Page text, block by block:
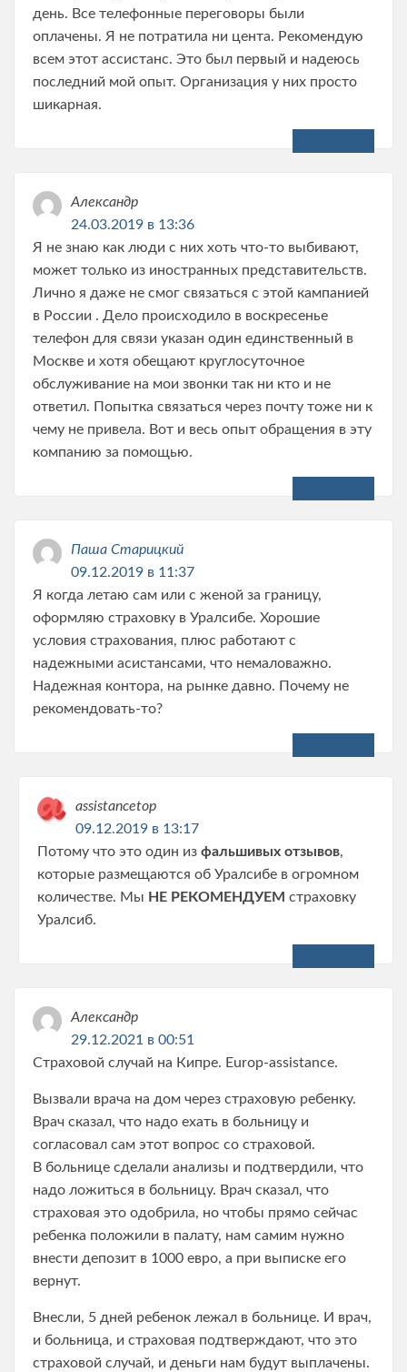
день. Все телефонные переговоры были
оплачены. Я не потратила ни цента. Рекомендую
всем этот ассистанс. Это был первый и надеюсь
последний мой опыт. Организация у них просто
шикарная.
Александр
24.03.2019 в 13:36
Я не знаю как люди с них хоть что-то выбивают,
может только из иностранных представительств.
Лично я даже не смог связаться с этой кампанией
в России . Дело происходило в воскресенье
телефон для связи указан один единственный в
Москве и хотя обещают круглосуточное
обслуживание на мои звонки так ни кто и не
ответил. Попытка связаться через почту тоже ни к
чему не привела. Вот и весь опыт обращения в эту
компанию за помощью.
Паша Старицкий
09.12.2019 в 11:37
Я когда летаю сам или с женой за границу,
оформляю страховку в Уралсибе. Хорошие
условия страхования, плюс работают с
надежными асистансами, что немаловажно.
Надежная контора, на рынке давно. Почему не
рекомендовать-то?
assistancetop
09.12.2019 в 13:17
Потому что это один из фальшивых отзывов,
которые размещаются об Уралсибе в огромном
количестве. Мы НЕ РЕКОМЕНДУЕМ страховку
Уралсиб.
Александр
29.12.2021 в 00:51
Страховой случай на Кипре. Europ-assistance.
Вызвали врача на дом через страховую ребенку.
Врач сказал, что надо ехать в больницу и
согласовал сам этот вопрос со страховой.
В больнице сделали анализы и подтвердили, что
надо ложиться в больницу. Врач сказал, что
страховая это одобрила, но чтобы прямо сейчас
ребенка положили в палату, нам самим нужно
внести депозит в 1000 евро, а при выписке его
вернут.
Внесли, 5 дней ребенок лежал в больнице. И врач,
и больница, и страховая подтверждают, что это
страховой случай, и деньги нам будут выплачены.